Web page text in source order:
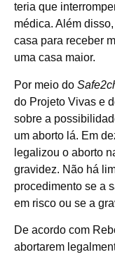
teria que
médica. Além
casa para receber
uma casa maior.
Por meio do
do Projeto Vivas e
sobre a
um aborto lá. Em
legalizou o aborto
gravidez. Não há
procedimento se a
em risco ou se a
De acordo com
abortarem